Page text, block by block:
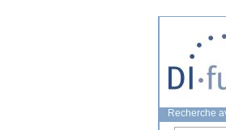
Recherche